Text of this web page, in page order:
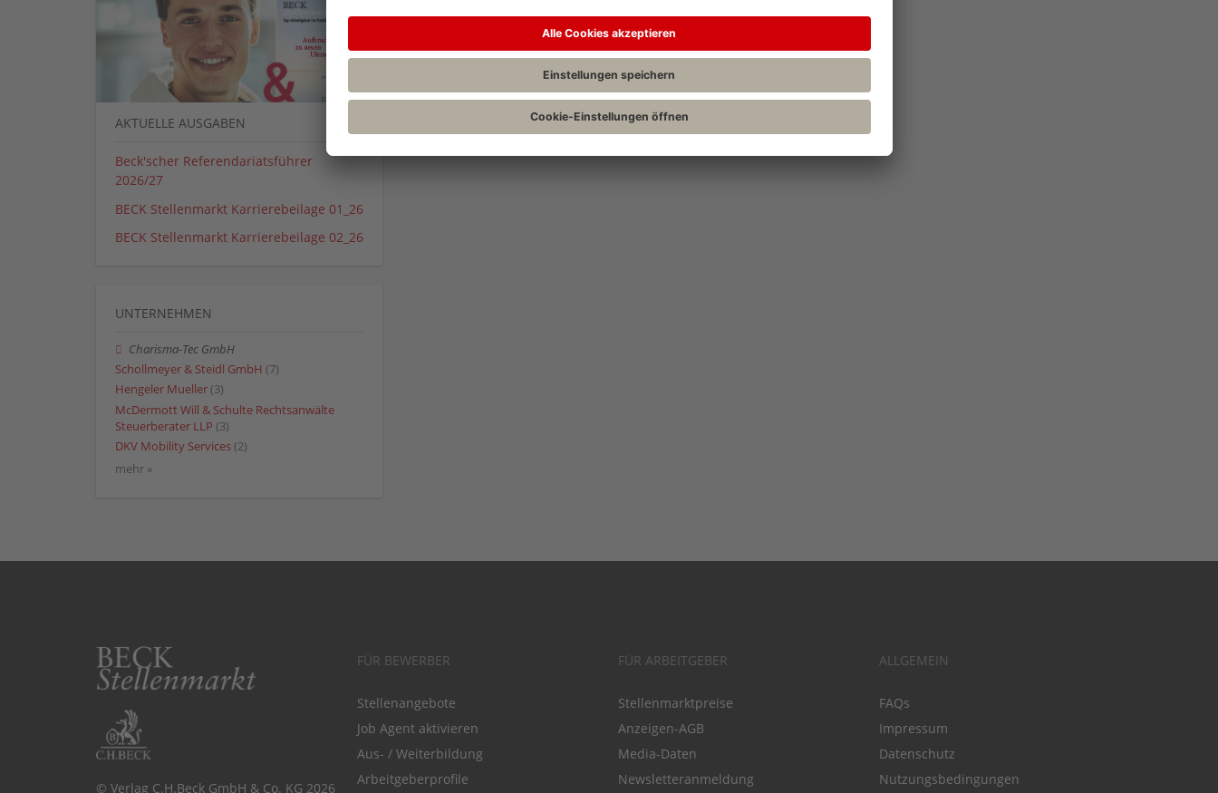
AKTUELLE AUSGABEN
Beck'scher Referendariatsführer
2026/27
BECK Stellenmarkt Karrierebeilage 01_26
BECK Stellenmarkt Karrierebeilage 02_26
UNTERNEHMEN
Charisma-Tec GmbH
Schollmeyer & Steidl GmbH (7)
Hengeler Mueller (3)
McDermott Will & Schulte Rechtsanwälte
Steuerberater LLP (3)
DKV Mobility Services (2)
mehr »
© Verlag C.H.Beck GmbH & Co. KG 2026
FÜR BEWERBER
Stellenangebote
Job Agent aktivieren
Aus- / Weiterbildung
Arbeitgeberprofile
FÜR ARBEITGEBER
Stellenmarktpreise
Anzeigen-AGB
Media-Daten
Newsletteranmeldung
ALLGEMEIN
FAQs
Impressum
Datenschutz
Nutzungsbedingungen